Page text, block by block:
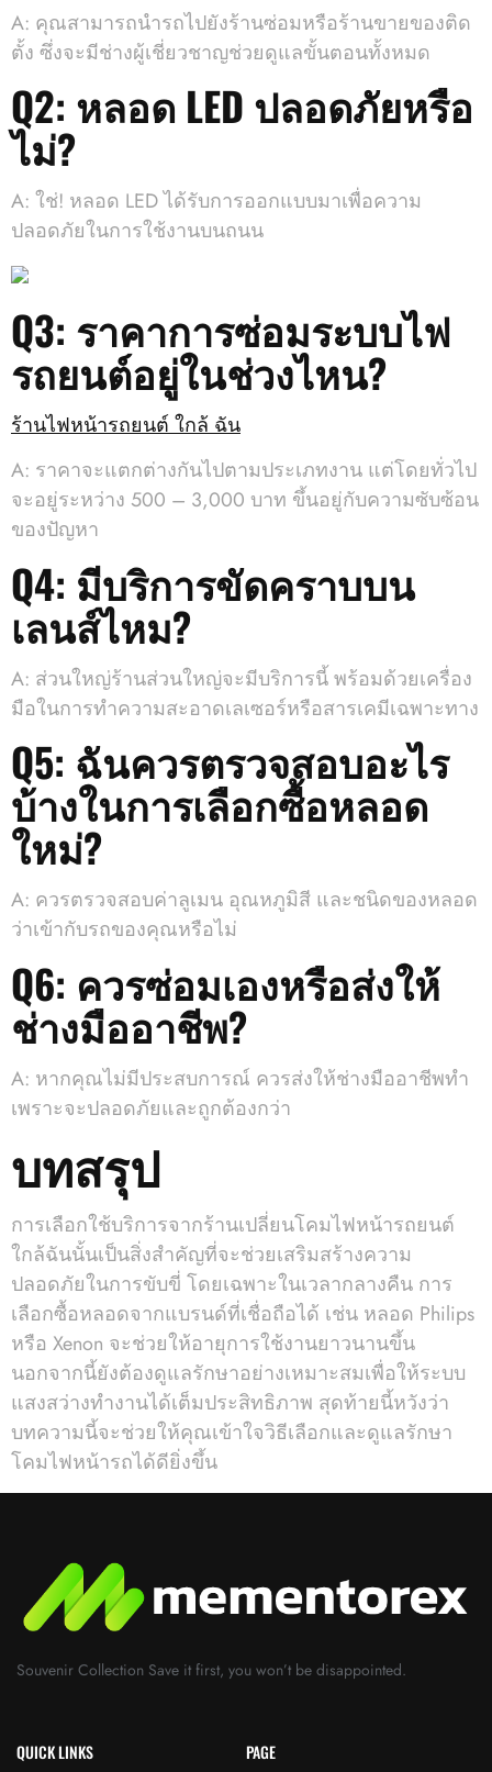
A: คุณสามารถนำรถไปยังร้านซ่อมหรือร้านขายของติด
ตั้ง ซึ่งจะมีช่างผู้เชี่ยวชาญช่วยดูแลขั้นตอนทั้งหมด
Q2: หลอด LED ปลอดภัยหรือ
ไม่?
A: ใช่! หลอด LED ได้รับการออกแบบมาเพื่อความ
ปลอดภัยในการใช้งานบนถนน
Q3: ราคาการซ่อมระบบไฟ
รถยนต์อยู่ในช่วงไหน?
ร้านไฟหน้ารถยนต์ ใกล้ ฉัน
A: ราคาจะแตกต่างกันไปตามประเภทงาน แต่โดยทั่วไป
จะอยู่ระหว่าง 500 – 3,000 บาท ขึ้นอยู่กับความซับซ้อน
ของปัญหา
Q4: มีบริการขัดคราบบน
เลนส์ไหม?
A: ส่วนใหญ่ร้านส่วนใหญ่จะมีบริการนี้ พร้อมด้วยเครื่อง
มือในการทำความสะอาดเลเซอร์หรือสารเคมีเฉพาะทาง
Q5: ฉันควรตรวจสอบอะไร
บ้างในการเลือกซื้อหลอด
ใหม่?
A: ควรตรวจสอบค่าลูเมน อุณหภูมิสี และชนิดของหลอด
ว่าเข้ากับรถของคุณหรือไม่
Q6: ควรซ่อมเองหรือส่งให้
ช่างมืออาชีพ?
A: หากคุณไม่มีประสบการณ์ ควรส่งให้ช่างมืออาชีพทำ
เพราะจะปลอดภัยและถูกต้องกว่า
บทสรุป
การเลือกใช้บริการจากร้านเปลี่ยนโคมไฟหน้ารถยนต์
ใกล้ฉันนั้นเป็นสิ่งสำคัญที่จะช่วยเสริมสร้างความ
ปลอดภัยในการขับขี่ โดยเฉพาะในเวลากลางคืน การ
เลือกซื้อหลอดจากแบรนด์ที่เชื่อถือได้ เช่น หลอด Philips
หรือ Xenon จะช่วยให้อายุการใช้งานยาวนานขึ้น
นอกจากนี้ยังต้องดูแลรักษาอย่างเหมาะสมเพื่อให้ระบบ
แสงสว่างทำงานได้เต็มประสิทธิภาพ สุดท้ายนี้หวังว่า
บทความนี้จะช่วยให้คุณเข้าใจวิธีเลือกและดูแลรักษา
โคมไฟหน้ารถได้ดียิ่งขึ้น
Souvenir Collection Save it first, you won’t be disappointed.
QUICK LINKS PAGE